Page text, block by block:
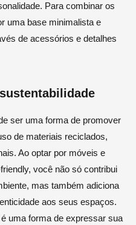
Para combinar os
uma base minimalista e
de acessórios e detalhes
ser uma forma de promover
de materiais reciclados,
Ao optar por móveis e
você não só contribui
mas também adiciona
aos seus espaços.
uma forma de expressar sua